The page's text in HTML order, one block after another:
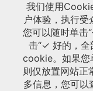
我们使用
户体验，执行受
您可以随时单击
击“✓ 好的，全
cookie。如果您
则仅放置网站
多信息，您可以